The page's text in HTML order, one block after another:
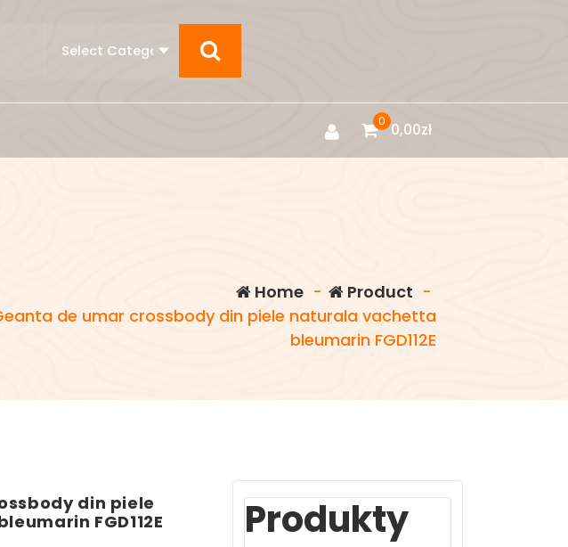
0 0,00zł
Home - Product -
de umar crossbody din piele naturala vachetta
bleumarin FGD112E
din piele
FGD112E
Produkty